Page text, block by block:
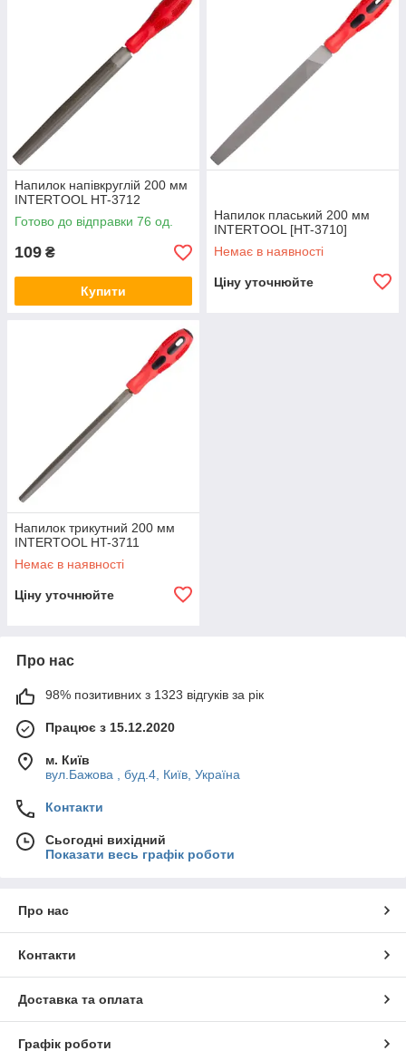
Напилок напівкруглій 200 мм
INTERTOOL HT-3712
Готово до відправки 76 од.
109 ₴
Купити
Напилок пласький 200 мм
INTERTOOL [HT-3710]
Немає в наявності
Ціну уточнюйте
Напилок трикутний 200 мм
INTERTOOL HT-3711
Немає в наявності
Ціну уточнюйте
Про нас
98% позитивних з 1323 відгуків за рік
Працює з 15.12.2020
м. Київ
вул.Бажова , буд.4, Київ, Україна
Контакти
Сьогодні вихідний
Показати весь графік роботи
Про нас
Контакти
Доставка та оплата
Графік роботи